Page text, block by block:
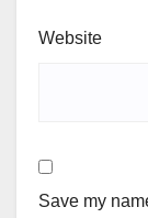
Website
Save my